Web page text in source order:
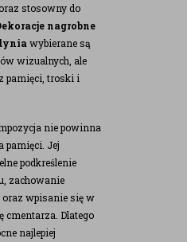
stosowny do
nagrobne
wybierane są
wizualnych, ale
pamięci, troski i
nie powinna
pamięci. Jej
podkreślenie
zachowanie
wpisanie się w
cmentarza. Dlatego
najlepiej